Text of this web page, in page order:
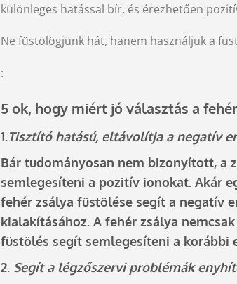
különleges hatással bír, és érezhetően
Ne füstölögjünk hát, hanem használjuk a
:
5 ok, hogy miért jó választás a
1.Tisztító hatású, eltávolítja a negatív
Bár tudományosan nem bizonyított, a
semlegesíteni a pozitív ionokat. Akár
fehér zsálya füstölése segít a negatív
kialakításához. A fehér zsálya
füstölés segít semlegesíteni a korábbi
2. Segít a légzőszervi problémák